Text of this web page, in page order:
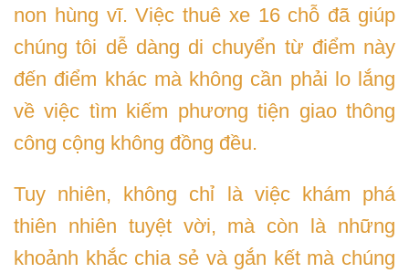
non hùng vĩ. Việc thuê xe 16 chỗ đã giúp
chúng tôi dễ dàng di chuyển từ điểm này
đến điểm khác mà không cần phải lo lắng
về việc tìm kiếm phương tiện giao thông
công cộng không đồng đều.
Tuy nhiên, không chỉ là việc khám phá
thiên nhiên tuyệt vời, mà còn là những
khoảnh khắc chia sẻ và gắn kết mà chúng